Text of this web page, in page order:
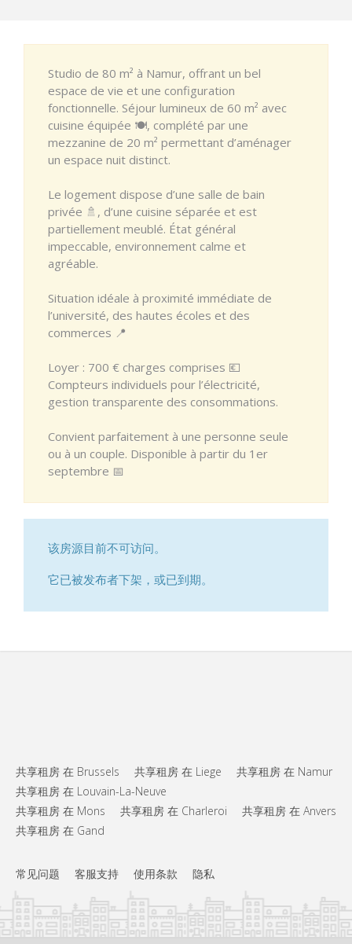
Studio de 80 m² à Namur, offrant un bel
espace de vie et une configuration
fonctionnelle. Séjour lumineux de 60 m² avec
cuisine équipée 🍽️, complété par une
mezzanine de 20 m² permettant d’aménager
un espace nuit distinct.
Le logement dispose d’une salle de bain
privée 🚿, d’une cuisine séparée et est
partiellement meublé. État général
impeccable, environnement calme et
agréable.
Situation idéale à proximité immédiate de
l’université, des hautes écoles et des
commerces 📍
Loyer : 700 € charges comprises 💶
Compteurs individuels pour l’électricité,
gestion transparente des consommations.
Convient parfaitement à une personne seule
ou à un couple. Disponible à partir du 1er
septembre 📅
该房源目前不可访问。
它已被发布者下架，或已到期。
共享租房 在 Brussels 共享租房 在 Liege
共享租房 在 Namur
共享租房 在 Louvain-La-Neuve
共享租房 在 Mons
共享租房 在 Charleroi
共享租房 在 Anvers
共享租房 在 Gand
常见问题 客服支持 使用条款 隐私